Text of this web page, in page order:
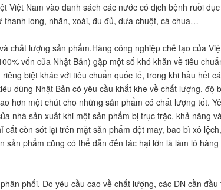
Việt Nam vào danh sách các nước có dịch bệnh ruồi
long, nhãn, xoài, đu đủ, dưa chuột, cà chua…
chất lượng sản phẩm.Hàng công nghiệp chế tạo của
vốn của Nhật Bản) gặp một số khó khăn về tiêu
biệt khác với tiêu chuẩn quốc tế, trong khi hầu hết
dùng Nhật Bản có yêu cầu khắt khe về chất lượng, độ
hơn một chút cho những sản phẩm có chất lượng tốt.
nhà sản xuất khi một sản phẩm bị trục trặc, khả năng
còn sót lại trên mặt sản phẩm dệt may, bao bì xô
sản phẩm cũng có thể dẫn đến tác hại lớn là làm lô
phối. Do yêu cầu cao về chất lượng, các DN cần đầu